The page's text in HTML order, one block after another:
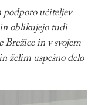
podporo učiteljev
in oblikujejo tudi
in v svojem
želim uspešno delo